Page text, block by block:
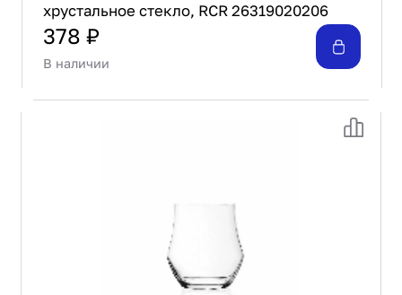
хрустальное стекло, RCR 26319020206
378 ₽
В наличии